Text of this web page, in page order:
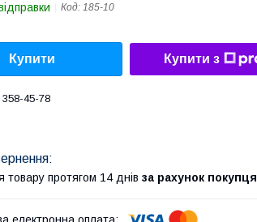
Код: 185-10
Купити Купити з
45-78
товару протягом 14 днів за рахунок покупця